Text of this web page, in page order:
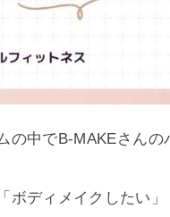
の中でB-MAKEさん
ボディメイクしたい